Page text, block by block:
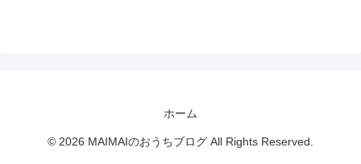
ホーム
© 2026 MAIMAIのおうちブログ All Rights Reserved.